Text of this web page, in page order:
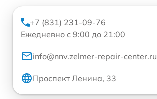
+7 (831) 231-09-76
Ежедневно с 9:00 до 21:00
info@nnv.zelmer-repair-center.ru
Проспект Ленина, 33